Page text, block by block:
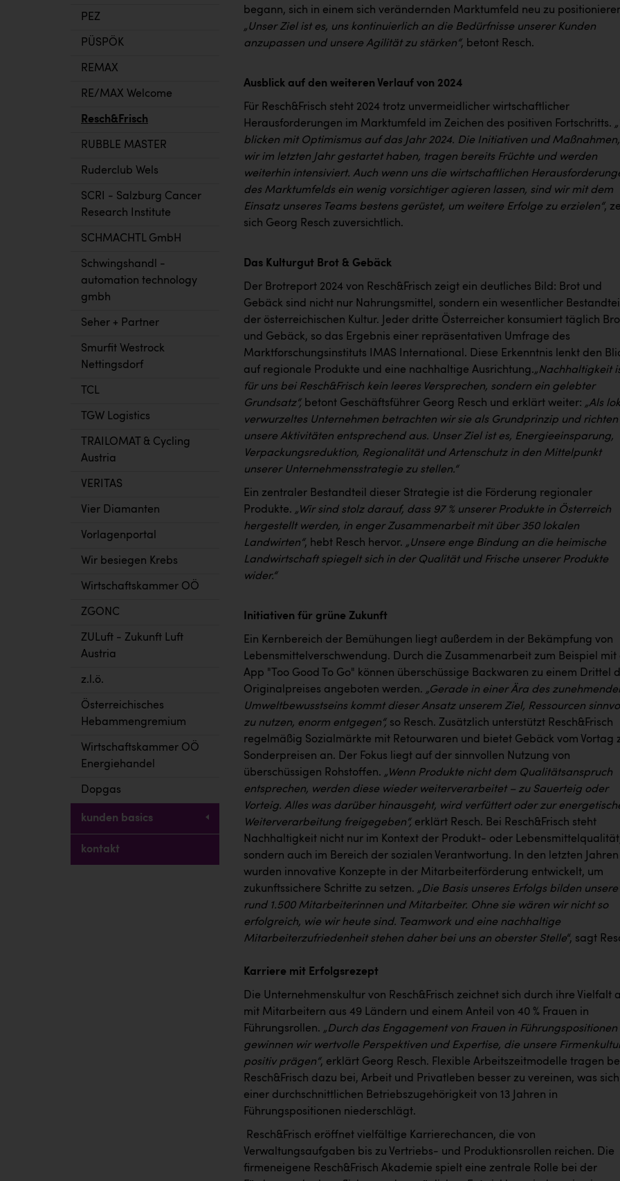
PEZ
PÜSPÖK
REMAX
RE/MAX Welcome
Resch&Frisch
RUBBLE MASTER
Ruderclub Wels
SCRI - Salzburg Cancer
Research Institute
SCHMACHTL GmbH
Schwingshandl -
automation technology
gmbh
Seher + Partner
Smurfit Westrock
Nettingsdorf
TCL
TGW Logistics
TRAILOMAT & Cycling
Austria
VERITAS
Vier Diamanten
Vorlagenportal
Wir besiegen Krebs
Wirtschaftskammer OÖ
ZGONC
ZULuft - Zukunft Luft
Austria
z.l.ö.
Österreichisches
Hebammengremium
Wirtschaftskammer OÖ
Energiehandel
Dopgas
kunden basics
kontakt
begann, sich in einem sich verändernden Marktumfeld neu zu
„Unser Ziel ist es, uns kontinuierlich an die Bedürfnisse unserer Kunden
anzupassen und unsere Agilität zu stärken“, betont Resch.
Ausblick auf den weiteren Verlauf von 2024
Für Resch&Frisch steht 2024 trotz unvermeidlicher wirtschaftlicher
Herausforderungen im Marktumfeld im Zeichen des positiven Fortschritts.
blicken mit Optimismus auf das Jahr 2024. Die Initiativen und
wir im letzten Jahr gestartet haben, tragen bereits Früchte und werden
weiterhin intensiviert. Auch wenn uns die wirtschaftlichen
des Marktumfelds ein wenig vorsichtiger agieren lassen, sind wir mit dem
Einsatz unseres Teams bestens gerüstet, um weitere Erfolge zu erzielen“,
sich Georg Resch zuversichtlich.
Das Kulturgut Brot & Gebäck
Der Brotreport 2024 von Resch&Frisch zeigt ein deutliches Bild: Brot und
Gebäck sind nicht nur Nahrungsmittel, sondern ein wesentlicher Bestandteil
der österreichischen Kultur. Jeder dritte Österreicher konsumiert täglich
und Gebäck, so das Ergebnis einer repräsentativen Umfrage des
Marktforschungsinstituts IMAS International. Diese Erkenntnis lenkt den
auf regionale Produkte und eine nachhaltige Ausrichtung.„Nachhaltigkeit
für uns bei Resch&Frisch kein leeres Versprechen, sondern ein gelebter
Grundsatz“, betont Geschäftsführer Georg Resch und erklärt weiter: „Als
verwurzeltes Unternehmen betrachten wir sie als Grundprinzip und richten
unsere Aktivitäten entsprechend aus. Unser Ziel ist es, Energieeinsparung,
Verpackungsreduktion, Regionalität und Artenschutz in den Mittelpunkt
unserer Unternehmensstrategie zu stellen.“
Ein zentraler Bestandteil dieser Strategie ist die Förderung regionaler
Produkte. „Wir sind stolz darauf, dass 97 % unserer Produkte in Österreich
hergestellt werden, in enger Zusammenarbeit mit über 350 lokalen
Landwirten“, hebt Resch hervor. „Unsere enge Bindung an die heimische
Landwirtschaft spiegelt sich in der Qualität und Frische unserer Produkte
wider.“
Initiativen für grüne Zukunft
Ein Kernbereich der Bemühungen liegt außerdem in der Bekämpfung von
Lebensmittelverschwendung. Durch die Zusammenarbeit zum Beispiel mit
App "Too Good To Go" können überschüssige Backwaren zu einem Drittel
Originalpreises angeboten werden. „Gerade in einer Ära des
Umweltbewusstseins kommt dieser Ansatz unserem Ziel, Ressourcen
zu nutzen, enorm entgegen“, so Resch. Zusätzlich unterstützt Resch&Frisch
regelmäßig Sozialmärkte mit Retourwaren und bietet Gebäck vom Vortag
Sonderpreisen an. Der Fokus liegt auf der sinnvollen Nutzung von
überschüssigen Rohstoffen. „Wenn Produkte nicht dem Qualitätsanspruch
entsprechen, werden diese wieder weiterverarbeitet – zu Sauerteig oder
Vorteig. Alles was darüber hinausgeht, wird verfüttert oder zur
Weiterverarbeitung freigegeben“, erklärt Resch. Bei Resch&Frisch steht
Nachhaltigkeit nicht nur im Kontext der Produkt- oder
sondern auch im Bereich der sozialen Verantwortung. In den letzten Jahren
wurden innovative Konzepte in der Mitarbeiterförderung entwickelt, um
zukunftssichere Schritte zu setzen. „Die Basis unseres Erfolgs bilden unsere
rund 1.500 Mitarbeiterinnen und Mitarbeiter. Ohne sie wären wir nicht so
erfolgreich, wie wir heute sind. Teamwork und eine nachhaltige
Mitarbeiterzufriedenheit stehen daher bei uns an oberster Stelle“, sagt
Karriere mit Erfolgsrezept
Die Unternehmenskultur von Resch&Frisch zeichnet sich durch ihre Vielfalt
mit Mitarbeitern aus 49 Ländern und einem Anteil von 40 % Frauen in
Führungsrollen. „Durch das Engagement von Frauen in Führungspositionen
gewinnen wir wertvolle Perspektiven und Expertise, die unsere
positiv prägen“, erklärt Georg Resch. Flexible Arbeitszeitmodelle tragen
Resch&Frisch dazu bei, Arbeit und Privatleben besser zu vereinen, was
einer durchschnittlichen Betriebszugehörigkeit von 13 Jahren in
Führungspositionen niederschlägt.
Resch&Frisch eröffnet vielfältige Karrierechancen, die von
Verwaltungsaufgaben bis zu Vertriebs- und Produktionsrollen reichen. Die
firmeneigene Resch&Frisch Akademie spielt eine zentrale Rolle bei der